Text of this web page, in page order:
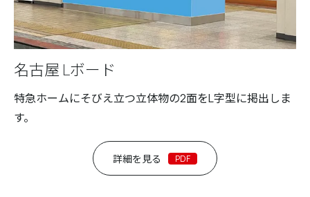
名古屋 Lボード
特急ホームにそびえ立つ立体物の2面をL字型に掲出しま
す。
詳細を見る PDF